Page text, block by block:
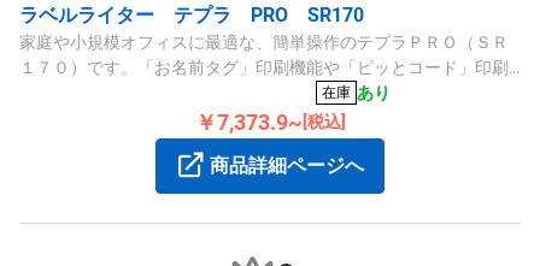
ラベルライター テプラ PRO SR170
家庭や小規模オフィスに最適な、簡単操作のテプラＰＲＯ（ＳＲ
１７０）です。「お名前タグ」印刷機能や「ピッとコード」印刷
機能を搭載。これ１台で整理整頓からお子様の持ち物管理まで幅
在庫 あり
￥7,373.9~ [税込]
商品詳細ページへ